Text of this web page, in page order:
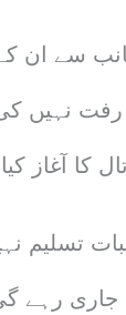
سے ان کے
رفت نہیں
آغاز کیا
تسلیم
رہے